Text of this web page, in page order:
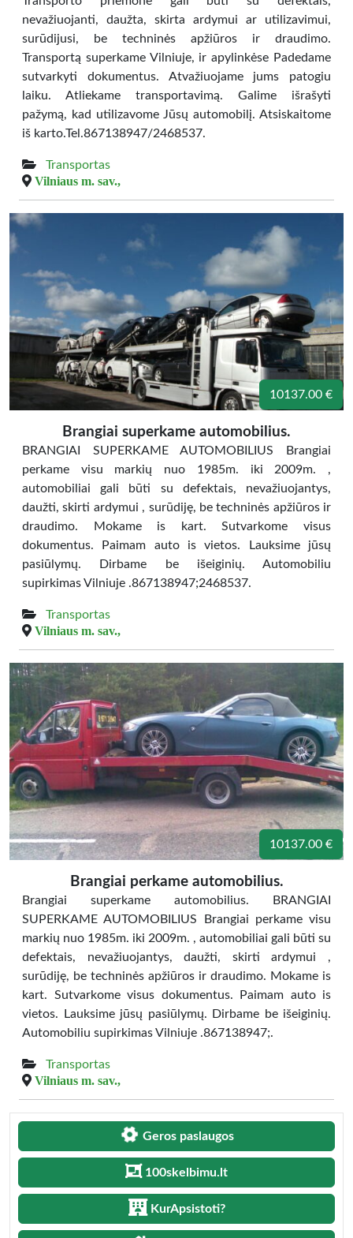
nevažiuojanti, daužta, skirta ardymui ar utilizavimui,
surūdijusi, be techninės apžiūros ir draudimo.
Transportą superkame Vilniuje, ir apylinkėse Padedame
sutvarkyti dokumentus. Atvažiuojame jums patogiu
laiku. Atliekame transportavimą. Galime išrašyti
pažymą, kad utilizavome Jūsų automobilį. Atsiskaitome
iš karto.Tel.867138947/2468537.
Transportas
Vilniaus m. sav.,
10137.00 €
Brangiai superkame automobilius.
BRANGIAI SUPERKAME AUTOMOBILIUS Brangiai
perkame visu markių nuo 1985m. iki 2009m. ,
automobiliai gali būti su defektais, nevažiuojantys,
daužti, skirti ardymui , surūdiję, be techninės apžiūros ir
draudimo. Mokame is kart. Sutvarkome visus
dokumentus. Paimam auto is vietos. Lauksime jūsų
pasiūlymų. Dirbame be išeiginių. Automobiliu
supirkimas Vilniuje .867138947;2468537.
Transportas
Vilniaus m. sav.,
10137.00 €
Brangiai perkame automobilius.
Brangiai superkame automobilius. BRANGIAI
SUPERKAME AUTOMOBILIUS Brangiai perkame visu
markių nuo 1985m. iki 2009m. , automobiliai gali būti su
defektais, nevažiuojantys, daužti, skirti ardymui ,
surūdiję, be techninės apžiūros ir draudimo. Mokame is
kart. Sutvarkome visus dokumentus. Paimam auto is
vietos. Lauksime jūsų pasiūlymų. Dirbame be išeiginių.
Automobiliu supirkimas Vilniuje .867138947;.
Transportas
Vilniaus m. sav.,
Geros paslaugos
100skelbimu.lt
KurApsistoti?